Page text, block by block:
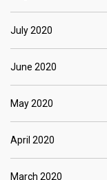
July 2020
June 2020
May 2020
April 2020
March 2020